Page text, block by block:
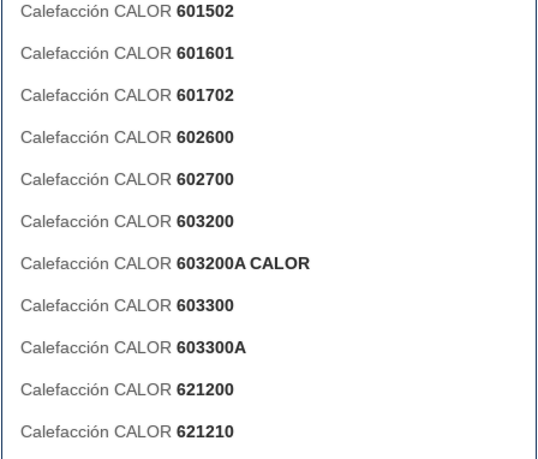
Calefacción CALOR 601502
Calefacción CALOR 601601
Calefacción CALOR 601702
Calefacción CALOR 602600
Calefacción CALOR 602700
Calefacción CALOR 603200
Calefacción CALOR 603200A CALOR
Calefacción CALOR 603300
Calefacción CALOR 603300A
Calefacción CALOR 621200
Calefacción CALOR 621210